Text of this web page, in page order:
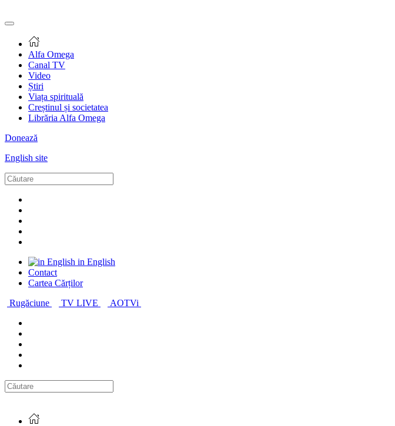
Alfa Omega
Canal TV
Video
Știri
Viața spirituală
Creștinul și societatea
Librăria Alfa Omega
Donează
English site
in English
Contact
Cartea Cărților
Rugăciune
TV LIVE AOTVi